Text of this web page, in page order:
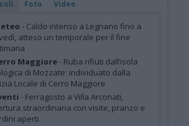
Foto Video
- Caldo intenso a Legnano fino a
atteso un temporale per il fine
Maggiore- Ruba rifiuti dall’isola
di Mozzate: individuato dalla
Locale di Cerro Maggiore
- Ferragosto a Villa Arconati,
straordinaria con visite, pranzo e
aperti